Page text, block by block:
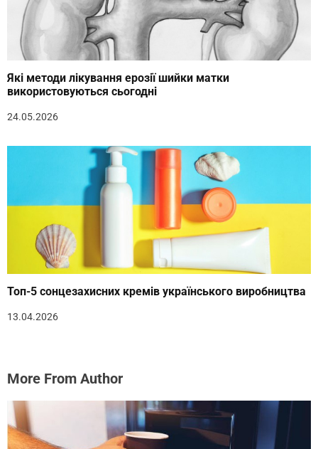
Які методи лікування ерозії шийки матки
використовуються сьогодні
24.05.2026
Топ-5 сонцезахисних кремів українського виробництва
13.04.2026
More From Author